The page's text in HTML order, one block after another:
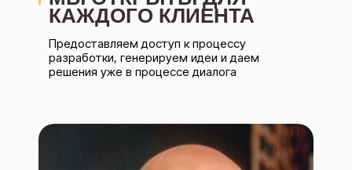
КАЖДОГО КЛИЕНТА
Предоставляем доступ к процессу
разработки, генерируем идеи и даем
решения уже в процессе диалога